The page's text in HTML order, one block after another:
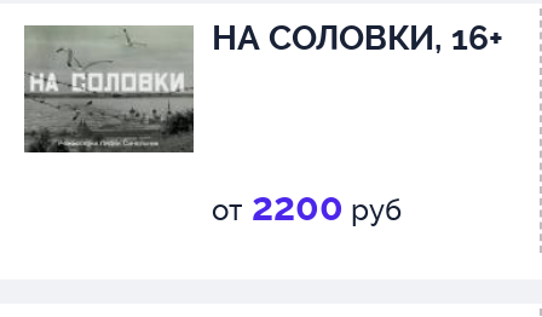
НА СОЛОВКИ, 16+
от 2200 руб